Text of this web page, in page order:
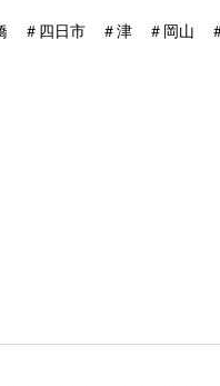
＃四日市 ＃津 ＃岡山